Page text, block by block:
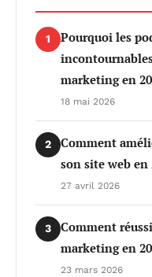
1
Pourquoi les
marketing en
18 mai 2026
2
Comment
son site web en
27 avril 2026
3
Comment
marketing en
23 mars 2026